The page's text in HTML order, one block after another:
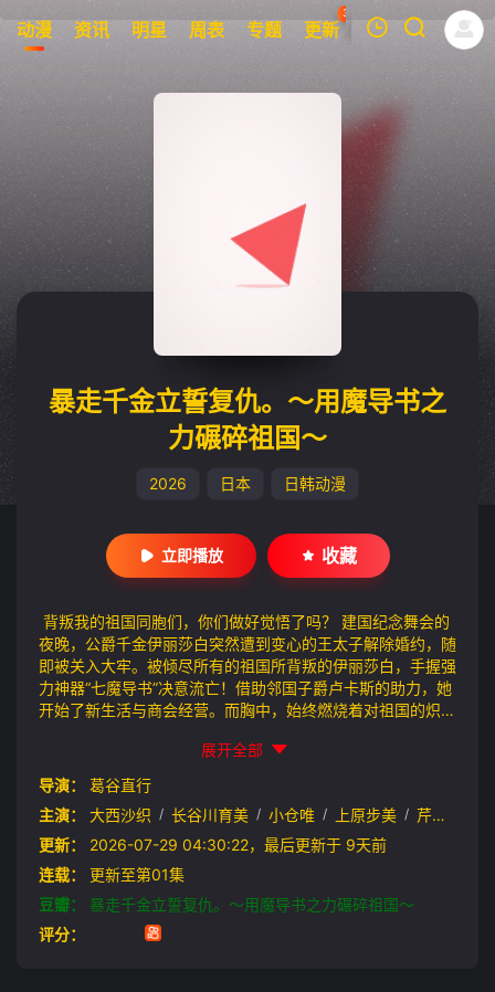
动漫 资讯 明星 周表 专题 更新
32
榜单 APP
暂无观看影片的记录
暴走千金立誓复仇。～用魔导书之
力碾碎祖国～
2026 日本 日韩动漫
立即播放 收藏
背叛我的祖国同胞们，你们做好觉悟了吗？ 建国纪念舞会的
夜晚，公爵千金伊丽莎白突然遭到变心的王太子解除婚约，随
即被关入大牢。被倾尽所有的祖国所背叛的伊丽莎白，手握强
力神器“七魔导书”决意流亡！借助邻国子爵卢卡斯的助力，她
开始了新生活与商会经营。而胸中，始终燃烧着对祖国的炽烈
导书操控人脉、经济、武力，向背叛者们展开痛快淋漓的逆
袭。逆转复仇奇幻剧，此刻揭幕！
展开全部
导演：
葛谷直行
主演：
大西沙织 / 长谷川育美 / 小仓唯 / 上原步美 / 芹泽优
更新：
2026-07-29 04:30:22，最后更新于 9天前
连载：
更新至第01集
豆瓣：
暴走千金立誓复仇。～用魔导书之力碾碎祖国～
评分：